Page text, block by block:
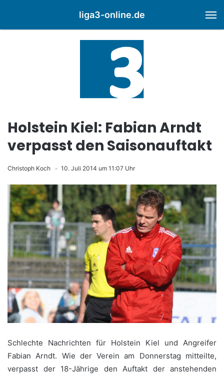
liga3-online.de
Holstein Kiel: Fabian Arndt
verpasst den Saisonauftakt
Christoph Koch 10. Juli 2014 um 11:07 Uhr
Schlechte Nachrichten für Holstein Kiel und Angreifer
Fabian Arndt. Wie der Verein am Donnerstag mitteilte,
verpasst der 18-Jährige den Auftakt der anstehenden